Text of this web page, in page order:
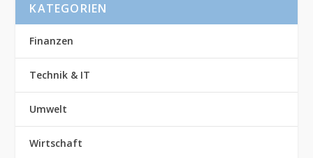
KATEGORIEN
Finanzen
Technik & IT
Umwelt
Wirtschaft